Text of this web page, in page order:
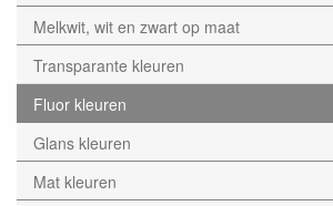
Melkwit, wit en zwart op maat
Transparante kleuren
Fluor kleuren
Glans kleuren
Mat kleuren